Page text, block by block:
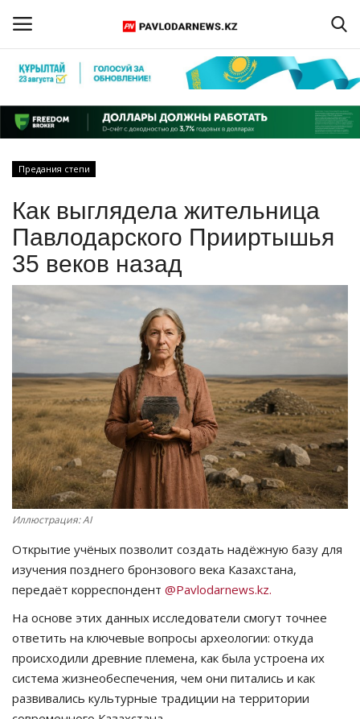
Регистрация
Главная
ПАВЛОДАРСКАЯ ОБЛАСТЬ
КАЗАХСТАН
МИР
СПЕЦПРОЕКТЫ
СПОРТ
Чек-лист
РАЗВЛЕЧЕНИЯ
OFFICIAL
Курултай
Язык
Қазақша Русский
Предания степи
Как выглядела жительница
Павлодарского Прииртышья
35 веков назад
Иллюстрация: AI
Открытие учёных позволит создать надёжную базу для
изучения позднего бронзового века Казахстана,
передаёт корреспондент @Pavlodarnews.kz.
На основе этих данных исследователи смогут точнее
ответить на ключевые вопросы археологии: откуда
происходили древние племена, как была устроена их
система жизнеобеспечения, чем они питались и как
развивались культурные традиции на территории